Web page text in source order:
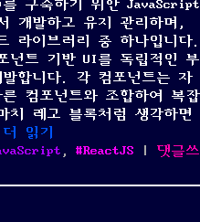
를 구축하기 위한 JavaScript
개발하고 유지 관리하며,
라이브러리 중 하나입니다.
넌트 기반 UI를 독립적인 부
합니다. 각 컴포넌트는 자
컴포넌트와 조합하여 복잡
레고 블록처럼 생각하면
“ReactJS, 무엇인가?”
더 읽기
, ReactJS
댓글쓰